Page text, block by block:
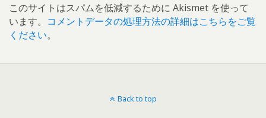
このサイトはスパムを低減するために Akismet を使って
います。 コメントデータの処理方法の詳細はこちらをご覧
ください。
Back to top